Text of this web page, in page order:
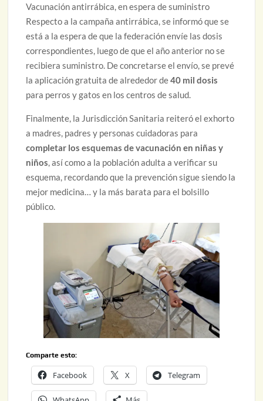
Vacunación antirrábica, en espera de suministro
Respecto a la campaña antirrábica, se informó que se
está a la espera de que la federación envíe las dosis
correspondientes, luego de que el año anterior no se
recibiera suministro. De concretarse el envío, se prevé
la aplicación gratuita de alrededor de40 mil dosis
para perros y gatos en los centros de salud.
Finalmente, la Jurisdicción Sanitaria reiteró el exhorto
a madres, padres y personas cuidadoras para
completar los esquemas de vacunación en niñas y
niños, así como a la población adulta a verificar su
esquema, recordando que la prevención sigue siendo la
mejor medicina… y la más barata para el bolsillo
público.
Comparte esto:
Facebook X Telegram